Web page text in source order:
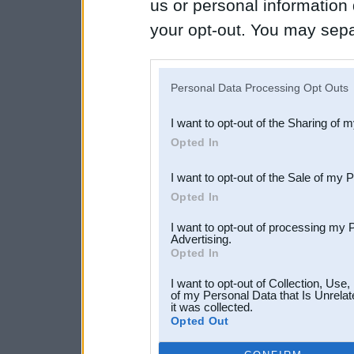
us or personal
your opt-out. You may
Downstream Participants
third parties.
Personal Data Processing Opt Outs
I want to opt-out of the Sharing of
Opted In
I want to opt-out of the Sale of my
Opted In
I want to opt-out of processing my
Advertising.
Opted In
I want to opt-out of Collection,
of my Personal Data that Is
it was collected.
Opted Out